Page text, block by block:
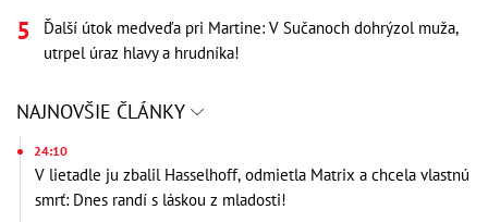
Ďalší útok medveďa pri Martine: V Sučanoch dohrýzol muža,
utrpel úraz hlavy a hrudníka!
NAJNOVŠIE ČLÁNKY
24:10
V lietadle ju zbalil Hasselhoff, odmietla Matrix a chcela vlastnú
smrť: Dnes randí s láskou z mladosti!